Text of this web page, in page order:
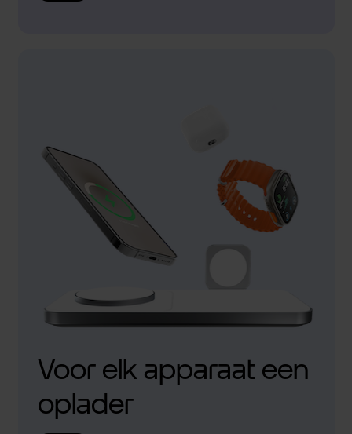
Voor elk apparaat een
oplader